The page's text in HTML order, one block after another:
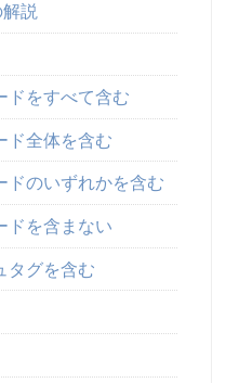
説
ドをすべて含む
ド全体を含む
ドのいずれかを含む
ドを含まない
タグを含む